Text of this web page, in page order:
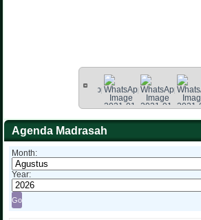
Agenda Madrasah
Month:
Year: